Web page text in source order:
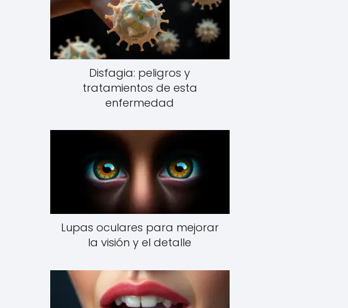
Disfagia: peligros y
tratamientos de esta
enfermedad
Lupas oculares para mejorar
la visión y el detalle